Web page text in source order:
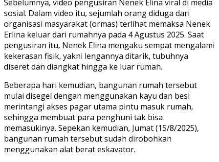
Sebelumnya, video pengusiran Nenek Elina viral di media
sosial. Dalam video itu, sejumlah orang diduga dari
organisasi masyarakat (ormas) terlihat memaksa Nenek
Erlina keluar dari rumahnya pada 4 Agustus 2025. Saat
pengusiran itu, Nenek Elina mengaku sempat mengalami
kekerasan fisik, yakni lengannya ditarik, tubuhnya
diseret dan diangkat hingga ke luar rumah.
Beberapa hari kemudian, bangunan rumah tersebut
mulai disegel dengan menggunakan kayu dan besi
merintangi akses pagar utama pintu masuk rumah,
sehingga membuat para penghuni tak bisa
memasukinya. Sepekan kemudian, Jumat (15/8/2025),
bangunan rumah tersebut sudah dirobohkan
menggunakan alat berat eskavator.